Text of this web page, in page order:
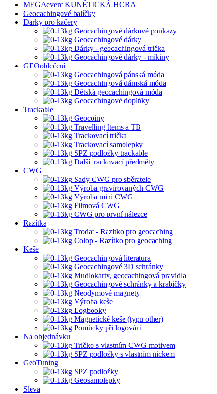
MEGAevent KUNĚTICKÁ HORA
Geocachingové balíčky
Dárky pro kačery
Geocachingové dárkové poukazy
Geocachingové dárky
Dárky - geocachingová trička
Geocachingové dárky - mikiny
GEOoblečení
Geocachingová pánská móda
Geocachingová dámská móda
Dětská geocachingová móda
Geocachingové doplňky
Trackable
Geocoiny
Travelling Items a TB
Trackovací trička
Trackovací samolepky
SPZ podložky trackable
Další trackovací předměty
CWG
Sady CWG pro sběratele
Výroba gravírovaných CWG
Výroba mini CWG
Filmová CWG
CWG pro první nálezce
Razítka
Trodat - Razítko pro geocaching
Colop - Razítko pro geocaching
Keše
Geocachingová literatura
Geocachingové 3D schránky
Mudlokarty, geocachingová pravidla
Geocachingové schránky a krabičky
Neodymové magnety
Výroba keše
Logbooky
Magnetické keše (typu other)
Pomůcky při logování
Na objednávku
Tričko s vlastním CWG motivem
SPZ podložky s vlastním nickem
GeoTuning
SPZ podložky
Geosamolepky
Sleva